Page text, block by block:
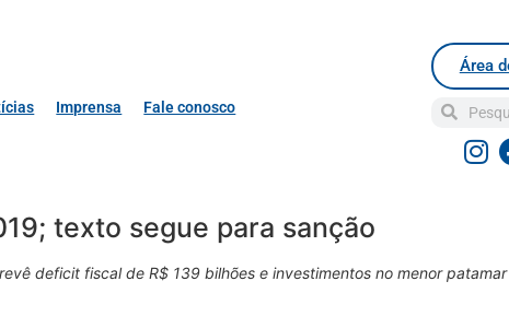
Imprensa Fale conosco
Área
texto segue para sanção
deficit fiscal de R$ 139 bilhões e investimentos no menor